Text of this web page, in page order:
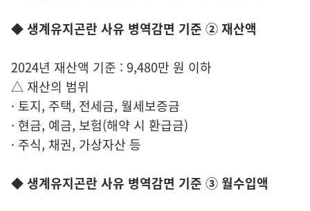
◆ 생계유지곤란 사유 병역감면 기준 ② 재산액
2024년 재산액 기준 : 9,480만 원 이하
△ 재산의 범위
· 토지, 주택, 전세금, 월세보증금
· 현금, 예금, 보험(해약 시 환급금)
· 주식, 채권, 가상자산 등
◆ 생계유지곤란 사유 병역감면 기준 ③ 월수입액